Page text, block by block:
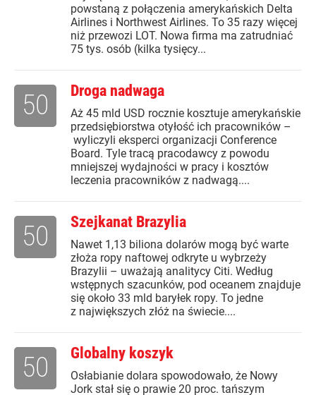
powstaną z połączenia amerykańskich Delta
Airlines i Northwest Airlines. To 35 razy więcej
niż przewozi LOT. Nowa firma ma zatrudniać
75 tys. osób (kilka tysięcy...
Droga nadwaga
Aż 45 mld USD rocznie kosztuje amerykańskie
przedsiębiorstwa otyłość ich pracowników –
wyliczyli eksperci organizacji Conference
Board. Tyle tracą pracodawcy z powodu
mniejszej wydajności w pracy i kosztów
leczenia pracowników z nadwagą....
50
Szejkanat Brazylia
Nawet 1,13 biliona dolarów mogą być warte
złoża ropy naftowej odkryte u wybrzeży
Brazylii – uważają analitycy Citi. Według
wstępnych szacunków, pod oceanem znajduje
się około 33 mld baryłek ropy. To jedne
z największych złóż na świecie....
50
Globalny koszyk
Osłabianie dolara spowodowało, że Nowy
Jork stał się o prawie 20 proc. tańszym
50